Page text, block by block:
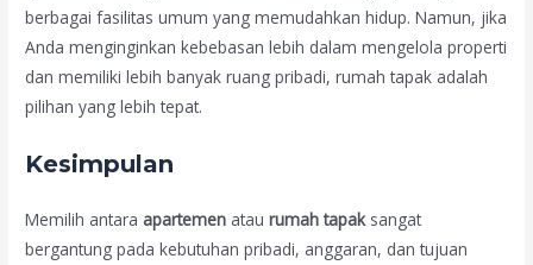
berbagai fasilitas umum yang memudahkan hidup. Namun, jika
Anda menginginkan kebebasan lebih dalam mengelola properti
dan memiliki lebih banyak ruang pribadi, rumah tapak adalah
pilihan yang lebih tepat.
Kesimpulan
Memilih antara apartemen ataurumah tapaksangat
bergantung pada kebutuhan pribadi, anggaran, dan tujuan